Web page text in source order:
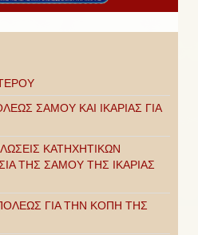
ΣΑΜΟΥ ΚΑΙ ΙΚΑΡΙΑΣ ΓΙΑ
ΚΑΤΗΧΗΤΙΚΩΝ
ΤΗΣ ΣΑΜΟΥ ΤΗΣ ΙΚΑΡΙΑΣ
ΓΙΑ ΤΗΝ ΚΟΠΗ ΤΗΣ